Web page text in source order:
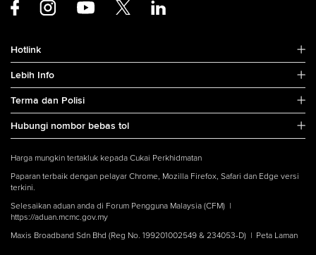
Hotlink
Lebih Info
Terma dan Polisi
Hubungi nombor bebas tol
Harga mungkin tertakluk kepada Cukai Perkhidmatan
Paparan terbaik dengan pelayar Chrome, Mozilla Firefox, Safari dan Edge versi
terkini.
Selesaikan aduan anda di Forum Pengguna Malaysia (CFM) |
https://aduan.mcmc.gov.my
Maxis Broadband Sdn Bhd (Reg No. 199201002549 & 234053-D) | Peta Laman